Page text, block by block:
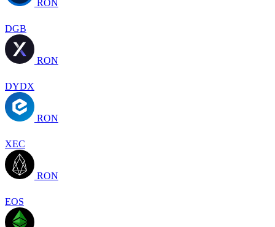
RON
DGB
RON
DYDX
RON
XEC
RON
EOS